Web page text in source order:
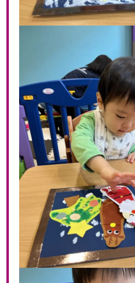
2021年 06月(22)
2021年 05月(15)
2020
2020年 12月(19)
2020年 11月(19)
2020年 10月(22)
2020年 09月(20)
2020年 08月(20)
2020年 07月(21)
2020年 06月(22)
2020年 05月(18)
2020年 04月(21)
2020年 03月(19)
2020年 02月(16)
2020年 01月(19)
2019